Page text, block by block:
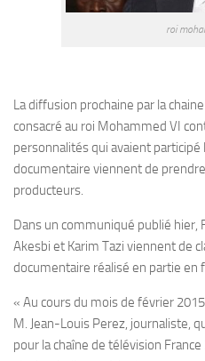
roi
La diffusion prochaine par la
consacré au roi Mohammed VI
personnalités qui avaient participé
documentaire viennent de
producteurs.
Dans un communiqué publié hier,
Akesbi et Karim Tazi viennent de
documentaire réalisé en partie en
« Au cours du mois de février
M. Jean-Louis Perez, journaliste,
pour la chaîne de télévision